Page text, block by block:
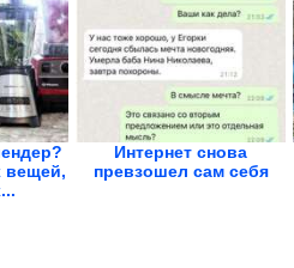
вещей,
Интернет снова
превзошел сам себя